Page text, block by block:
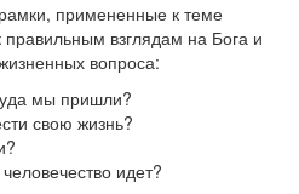
примененные к теме
правильным взглядам на Бога и
вопроса:
мы пришли?
свою жизнь?
идет?